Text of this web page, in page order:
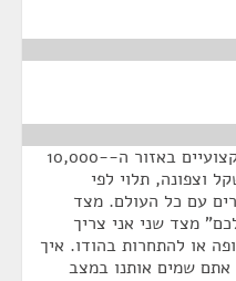
לעובדי ייצור שהם יחסית פחות מקצועיים באזור ה-10,000-
רתכים וכולי כ- 15,000 שקל וצפונה, תלוי לפי
עם כל העולם. מצד
מצד שני אני צריך
או להתחרות בהודו. איך
שמים אותנו במצב